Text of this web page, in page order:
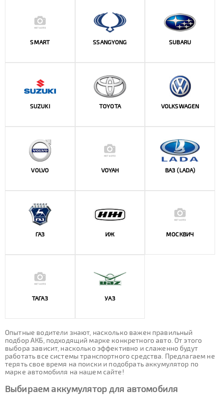
SMART SSANGYONG SUBARU
SUZUKI TOYOTA VOLKSWAGEN
VOLVO VOYAH ВАЗ (LADA)
ГАЗ ИЖ МОСКВИЧ
ТАГАЗ УАЗ
Опытные водители знают, насколько важен правильный
подбор АКБ, подходящий марке конкретного авто. От этого
выбора зависит, насколько эффективно и слаженно будут
работать все системы транспортного средства. Предлагаем не
терять свое время на поиски и подобрать аккумулятор по
марке автомобиля на нашем сайте!
Выбираем аккумулятор для автомобиля